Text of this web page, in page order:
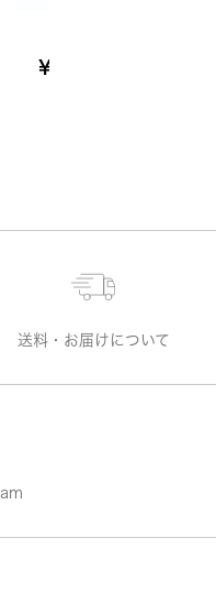
¥14,040
送料・お届けについて